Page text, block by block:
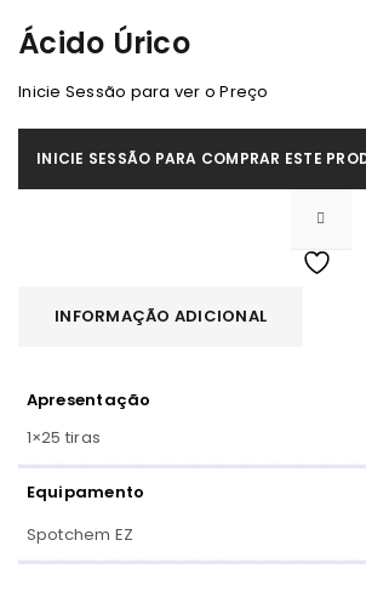
Ácido Úrico
Inicie Sessão para ver o Preço
INICIE SESSÃO PARA COMPRAR ESTE
INFORMAÇÃO ADICIONAL
Apresentação
1×25 tiras
Equipamento
Spotchem EZ